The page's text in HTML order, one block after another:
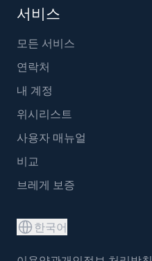
서비스
모든 서비스
연락처
내 계정
위시리스트
사용자 매뉴얼
비교
브레게 보증
한국어